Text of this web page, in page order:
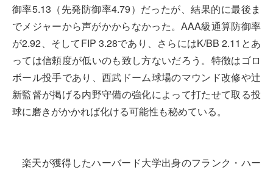
御率5.13（先発防御率4.79）だったが、結果的に最後ま
でメジャーから声がかからなかった。AAA級通算防御率
が2.92、そしてFIP 3.28であり、さらにはK/BB 2.11とあ
っては信頼度が低いのも致し方ないだろう。特徴はゴロ
ボール投手であり、西武ドーム球場のマウンド改修や辻
新監督が掲げる内野守備の強化によって打たせて取る投
球に磨きがかかれば化ける可能性も秘めている。
楽天が獲得したハーバード大学出身のフランク・ハー